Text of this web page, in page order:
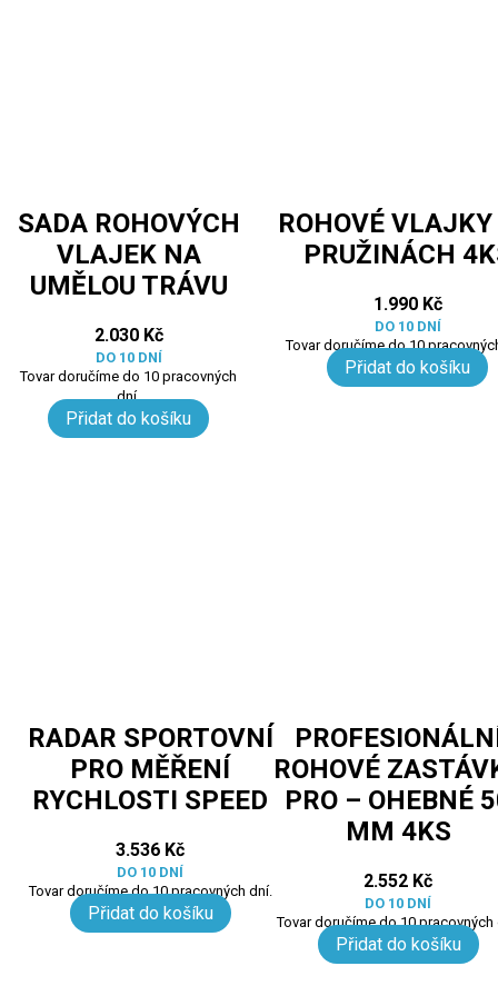
SADA ROHOVÝCH
VLAJEK NA
UMĚLOU TRÁVU
2.030 Kč
DO 10 DNÍ
Tovar doručíme do 10 pracovných
dní.
Přidat do košíku
ROHOVÉ
PRUŽINÁCH
1.990 Kč
DO 10 DNÍ
Tovar doručíme do 10
Přidat do košíku
RADAR SPORTOVNÍ
PRO MĚŘENÍ
RYCHLOSTI SPEED
3.536 Kč
DO 10 DNÍ
Tovar doručíme do 10 pracovných dní.
Přidat do košíku
ROHOVÉ
PRO – OHEBNÉ
MM 4KS
2.552 Kč
DO 10 DNÍ
Tovar doručíme do 10 pracovných
Přidat do košíku